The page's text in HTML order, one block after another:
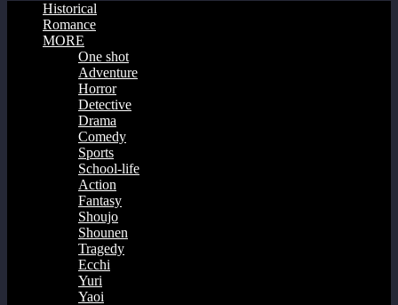
Historical
Romance
MORE
One shot
Adventure
Horror
Detective
Drama
Comedy
Sports
School-life
Action
Fantasy
Shoujo
Shounen
Tragedy
Ecchi
Yuri
Yaoi